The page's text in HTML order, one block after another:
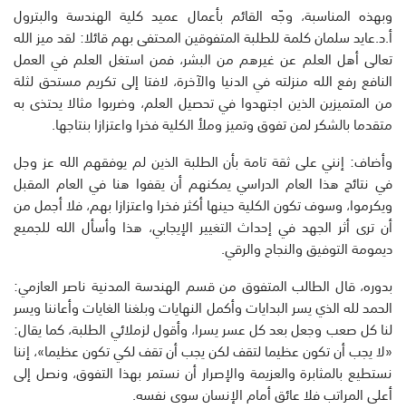
وبهذه المناسبة، وجّه القائم بأعمال عميد كلية الهندسة والبترول
أ.د.عايد سلمان كلمة للطلبة المتفوقين المحتفى بهم قائلا: لقد ميز الله
تعالى أهل العلم عن غيرهم من البشر، فمن استغل العلم في العمل
النافع رفع الله منزلته في الدنيا والآخرة، لافتا إلى تكريم مستحق لثلة
من المتميزين الذين اجتهدوا في تحصيل العلم، وضربوا مثالا يحتذى به
متقدما بالشكر لمن تفوق وتميز وملأ الكلية فخرا واعتزازا بنتاجها.
وأضاف: إنني على ثقة تامة بأن الطلبة الذين لم يوفقهم الله عز وجل
في نتائج هذا العام الدراسي يمكنهم أن يقفوا هنا في العام المقبل
ويكرموا، وسوف تكون الكلية حينها أكثر فخرا واعتزازا بهم، فلا أجمل من
أن ترى أثر الجهد في إحداث التغيير الإيجابي، هذا وأسأل الله للجميع
ديمومة التوفيق والنجاح والرقي.
بدوره، قال الطالب المتفوق من قسم الهندسة المدنية ناصر العازمي:
الحمد لله الذي يسر البدايات وأكمل النهايات وبلغنا الغايات وأعاننا ويسر
لنا كل صعب وجعل بعد كل عسر يسرا، وأقول لزملائي الطلبة، كما يقال:
«لا يجب أن تكون عظيما لتقف لكن يجب أن تقف لكي تكون عظيما»، إننا
نستطيع بالمثابرة والعزيمة والإصرار أن نستمر بهذا التفوق، ونصل إلى
أعلى المراتب فلا عائق أمام الإنسان سوى نفسه.